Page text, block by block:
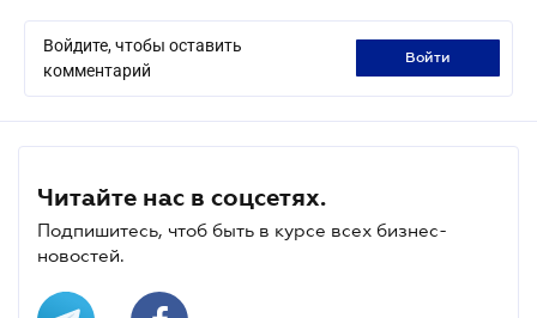
Войдите, чтобы оставить
комментарий
войти
Читайте нас в соцсетях.
Подпишитесь, чтоб быть в курсе всех бизнес-
новостей.